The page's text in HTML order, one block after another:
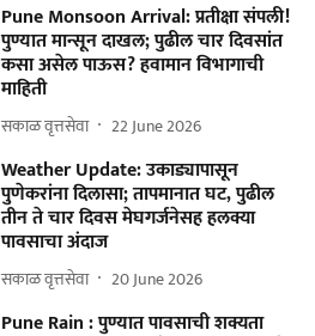
Pune Monsoon Arrival: प्रतीक्षा संपली!
पुण्यात मान्सून दाखल; पुढील चार दिवसांत
कसा असेल पाऊस? हवामान विभागाची
माहिती
सकाळ वृत्तसेवा 22 June 2026
Weather Update: उकाड्यापासून
पुणेकरांना दिलासा; तापमानात घट, पुढील
तीन ते चार दिवस मेघगर्जनेसह हलक्या
पावसाचा अंदाज
सकाळ वृत्तसेवा 20 June 2026
Pune Rain : पुण्यात पावसाची शक्यता